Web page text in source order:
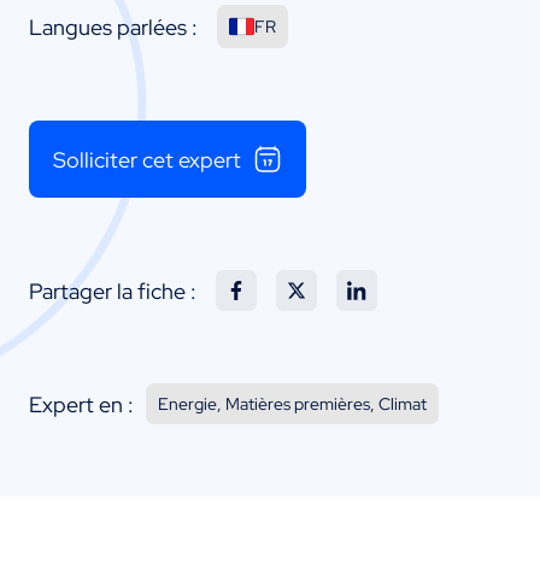
Langues parlées : FR
Solliciter cet expert
Partager la fiche :
Expert en : Energie, Matières premières, Climat